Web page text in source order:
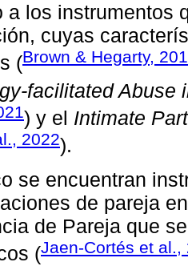
a los instrumentos
cuyas
(Brown & Hegarty,
facilitated Abuse
) y el Intimate
2022).
se encuentran
de pareja
de Pareja que
(Jaen-Cortés et al.,